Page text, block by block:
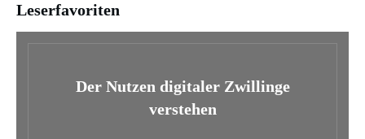
Leserfavoriten
Der Nutzen digitaler Zwillinge
verstehen